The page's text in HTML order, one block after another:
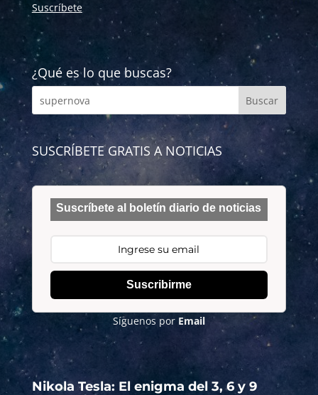
Suscríbete
¿Qué es lo que buscas?
SUSCRÍBETE GRATIS A NOTICIAS
Suscríbete al boletín diario de noticias
Suscribirme
Síguenos por Email
Nikola Tesla: El enigma del 3, 6 y 9